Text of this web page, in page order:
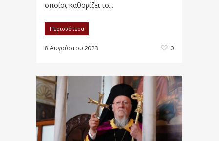
οποίος καθορίζει το...
Περισσότερα
8 Αυγούστου 2023 0